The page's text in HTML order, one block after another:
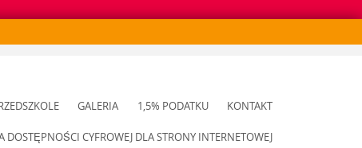
GALERIA 1,5% PODATKU KONTAKT
DOSTĘPNOŚCI CYFROWEJ DLA STRONY INTERNETOWEJ